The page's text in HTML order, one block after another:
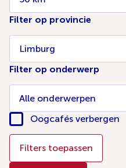
Filter op provincie
Filter op onderwerp
Oogcafés verbergen
Filters toepassen